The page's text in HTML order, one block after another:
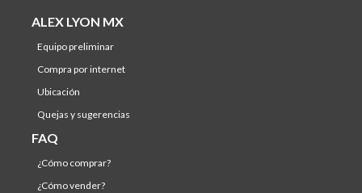
ALEX LYON MX
equipo preliminar
compra por internet
ubicación
quejas y sugerencias
FAQ
¿cómo comprar?
¿cómo vender?